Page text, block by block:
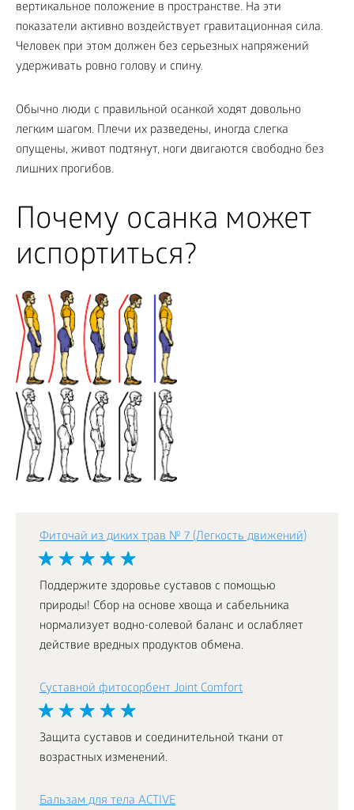
вертикальное положение в пространстве. На эти
показатели активно воздействует гравитационная сила.
Человек при этом должен без серьезных напряжений
удерживать ровно голову и спину.
Обычно люди с правильной осанкой ходят довольно
легким шагом. Плечи их разведены, иногда слегка
опущены, живот подтянут, ноги двигаются свободно без
лишних прогибов.
Почему осанка может
испортиться?
Фиточай из диких трав № 7 (Легкость движений)
Поддержите здоровье суставов с помощью
природы! Сбор на основе хвоща и сабельника
нормализует водно-солевой баланс и ослабляет
действие вредных продуктов обмена.
Cуставной фитосорбент Joint Comfort
Защита суставов и соединительной ткани от
возрастных изменений.
Бальзам для тела ACTIVE